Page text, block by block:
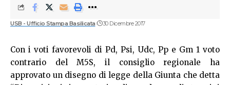
USB - Ufficio Stampa Basilicata 30 Dicembre 2017
Con i voti favorevoli di Pd, Psi, Udc, Pp e Gm 1 voto
contrario del M5S, il consiglio regionale ha
approvato un disegno di legge della Giunta che detta